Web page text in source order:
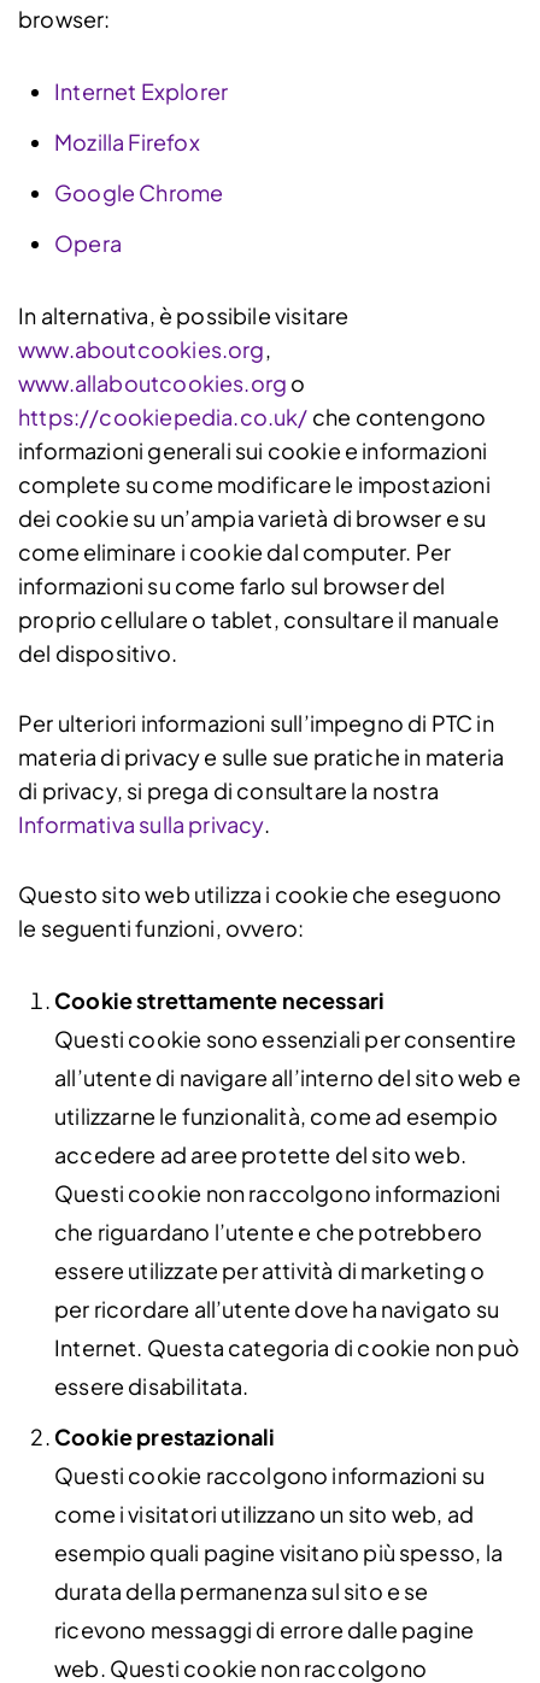
browser:
Internet Explorer
Mozilla Firefox
Google Chrome
Opera
In alternativa, è possibile visitare
www.aboutcookies.org,
www.allaboutcookies.org o
https://cookiepedia.co.uk/ che contengono
informazioni generali sui cookie e informazioni
complete su come modificare le impostazioni
dei cookie su un’ampia varietà di browser e su
come eliminare i cookie dal computer. Per
informazioni su come farlo sul browser del
proprio cellulare o tablet, consultare il manuale
del dispositivo.
Per ulteriori informazioni sull’impegno di PTC in
materia di privacy e sulle sue pratiche in materia
di privacy, si prega di consultare la nostra
Informativa sulla privacy.
Questo sito web utilizza i cookie che eseguono
le seguenti funzioni, ovvero:
Cookie strettamente necessari
Questi cookie sono essenziali per consentire
all’utente di navigare all’interno del sito web e
utilizzarne le funzionalità, come ad esempio
accedere ad aree protette del sito web.
Questi cookie non raccolgono informazioni
che riguardano l’utente e che potrebbero
essere utilizzate per attività di marketing o
per ricordare all’utente dove ha navigato su
Internet. Questa categoria di cookie non può
essere disabilitata.
Cookie prestazionali
Questi cookie raccolgono informazioni su
come i visitatori utilizzano un sito web, ad
esempio quali pagine visitano più spesso, la
durata della permanenza sul sito e se
ricevono messaggi di errore dalle pagine
web. Questi cookie non raccolgono